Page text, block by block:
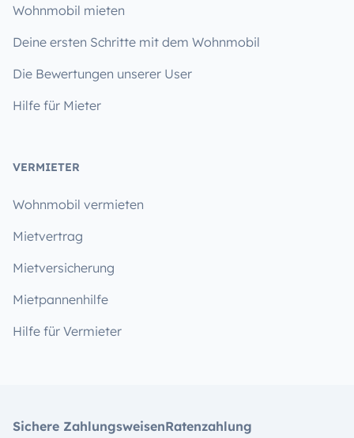
Wohnmobil mieten
Deine ersten Schritte mit dem Wohnmobil
Die Bewertungen unserer User
Hilfe für Mieter
VERMIETER
Wohnmobil vermieten
Mietvertrag
Mietversicherung
Mietpannenhilfe
Hilfe für Vermieter
Sichere ZahlungsweisenRatenzahlung